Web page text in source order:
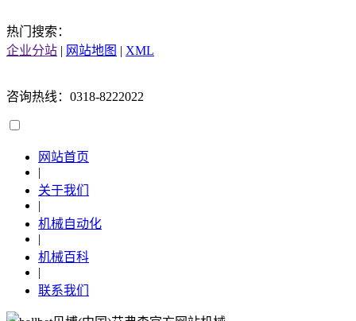
热门搜索：
企业分站 | 网站地图 | XML
咨询热线：0318-8222022
网站首页
|
关于我们
|
机械自动化
|
机械百科
|
联系我们